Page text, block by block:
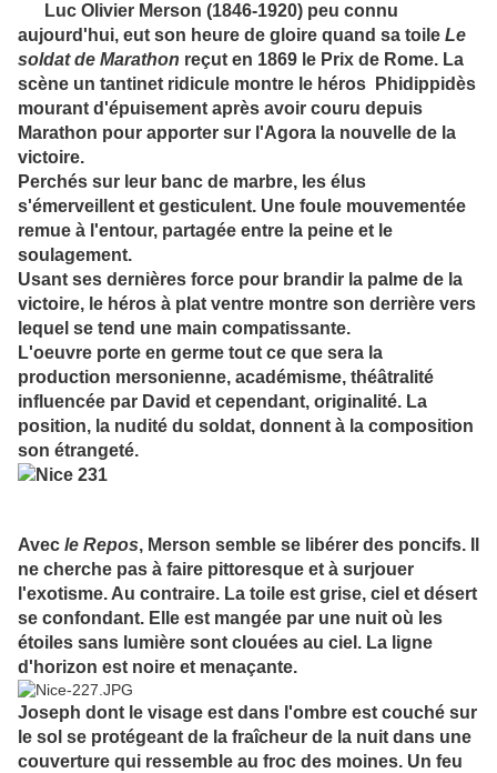
Luc Olivier Merson (1846-1920) peu connu
aujourd'hui, eut son heure de gloire quand sa toile Le
soldat de Marathon reçut en 1869 le Prix de Rome. La
scène un tantinet ridicule montre le héros Phidippidès
mourant d'épuisement après avoir couru depuis
Marathon pour apporter sur l'Agora la nouvelle de la
victoire.
Perchés sur leur banc de marbre, les élus
s'émerveillent et gesticulent. Une foule mouvementée
remue à l'entour, partagée entre la peine et le
soulagement.
Usant ses dernières force pour brandir la palme de la
victoire, le héros à plat ventre montre son derrière vers
lequel se tend une main compatissante.
L'oeuvre porte en germe tout ce que sera la
production mersonienne, académisme, théâtralité
influencée par David et cependant, originalité. La
position, la nudité du soldat, donnent à la composition
son étrangeté.
Avec le Repos, Merson semble se libérer des poncifs. Il
ne cherche pas à faire pittoresque et à surjouer
l'exotisme. Au contraire. La toile est grise, ciel et désert
se confondant. Elle est mangée par une nuit où les
étoiles sans lumière sont clouées au ciel. La ligne
d'horizon est noire et menaçante.
Joseph dont le visage est dans l'ombre est couché sur
le sol se protégeant de la fraîcheur de la nuit dans une
couverture qui ressemble au froc des moines. Un feu